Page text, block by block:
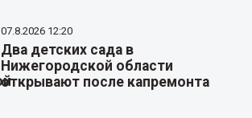
07.8.2026 12:20
Два детских сада в
Нижегородской области
открывают после капремонта